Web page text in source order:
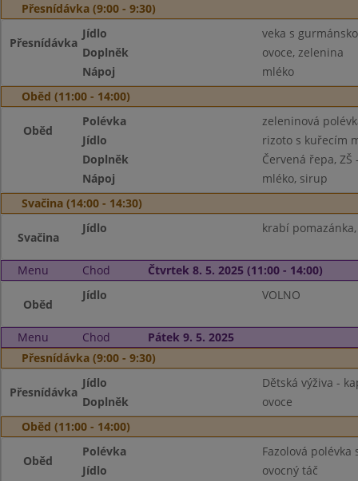
Přesnídávka (9:00 - 9:30)
Přesnídávka
Jídlo
veka s
Doplněk
ovoce, zelenina
Nápoj
mléko
Oběd (11:00 - 14:00)
Oběd
Polévka
zeleninová
Jídlo
rizoto s kuřecím
Doplněk
Červená řepa, ZŠ
Nápoj
mléko, sirup
Svačina (14:00 - 14:30)
Svačina
Jídlo krabí
Menu Chod Čtvrtek 8. 5. 2025 (11:00 - 14:00)
Oběd
Jídlo VOLNO
Menu Chod
Pátek 9. 5. 2025
Přesnídávka (9:00 - 9:30)
Přesnídávka
Jídlo
Dětská výživa -
Doplněk
ovoce
Oběd (11:00 - 14:00)
Oběd
Polévka
Fazolová
Jídlo
ovocný táč